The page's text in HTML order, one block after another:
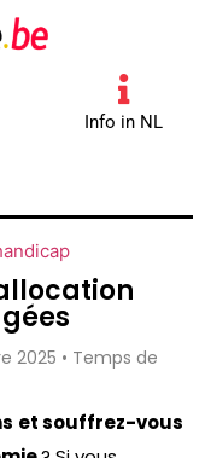
Info in NL
2025 • Temps de
et souffrez-vous